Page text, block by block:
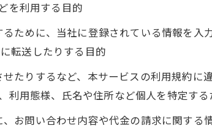
を利用する目的
ために、当社に登録されている情報を
転送したりする目的
たりするなど、本サービスの利用規約
利用態様、氏名や住所など個人を特定す
お問い合わせ内容や代金の請求に関す